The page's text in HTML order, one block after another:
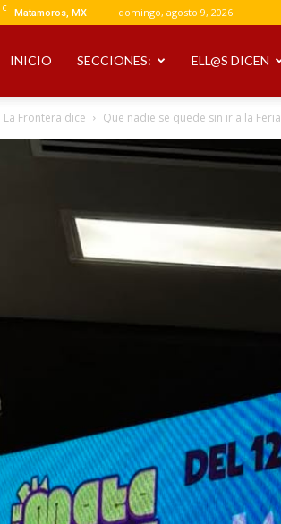
C Matamoros, MX domingo, agosto 9, 2026
INICIO SECCIONES: ELL@S DICEN
La Frontera dice Que nadie se quede sin ir a la Feria